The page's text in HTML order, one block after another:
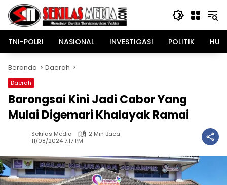
Langsung
konten
TNI-POLRI
NASIONAL INVESTIGASI POLITIK
Beranda Daerah
Daerah
Barongsai Kini Jadi Cabor Yang
Mulai Digemari Khalayak Ramai
Sekilas Media
2 Min Baca
11/08/2024 7:17 PM